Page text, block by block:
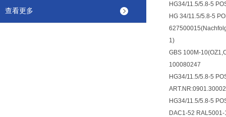
查看更多
HG34/11.5/5.8-5
HG 34/11.5/5.8-5
1)
GBS 100M-
100080247
HG34/11.5/5.8-5
ART.NR:0901.30002
HG34/11.5/5.8-5
DAC1-52